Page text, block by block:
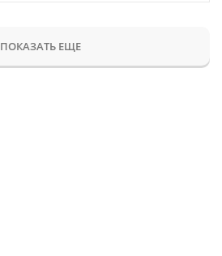
ПОКАЗАТЬ ЕЩЕ